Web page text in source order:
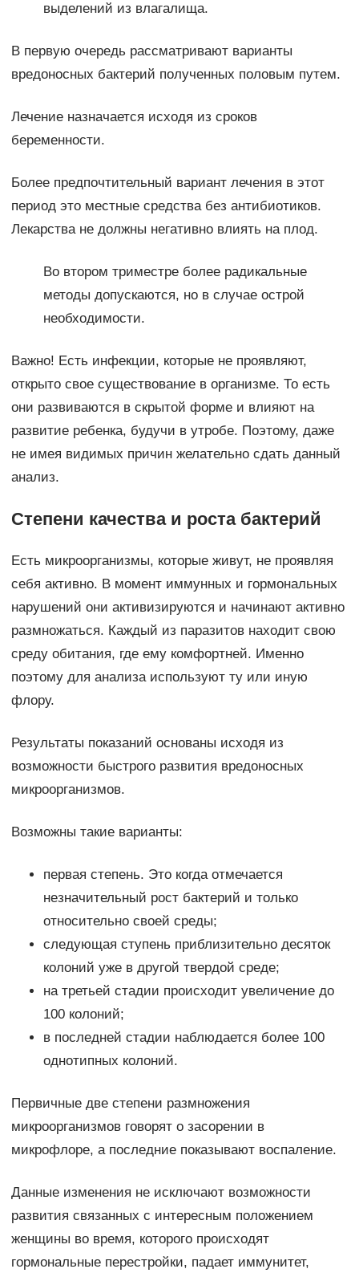
выделений из влагалища.
В первую очередь рассматривают варианты
вредоносных бактерий полученных половым путем.
Лечение назначается исходя из сроков
беременности.
Более предпочтительный вариант лечения в этот
период это местные средства без антибиотиков.
Лекарства не должны негативно влиять на плод.
Во втором триместре более радикальные
методы допускаются, но в случае острой
необходимости.
Важно! Есть инфекции, которые не проявляют,
открыто свое существование в организме. То есть
они развиваются в скрытой форме и влияют на
развитие ребенка, будучи в утробе. Поэтому, даже
не имея видимых причин желательно сдать данный
анализ.
Степени качества и роста бактерий
Есть микроорганизмы, которые живут, не проявляя
себя активно. В момент иммунных и гормональных
нарушений они активизируются и начинают активно
размножаться. Каждый из паразитов находит свою
среду обитания, где ему комфортней. Именно
поэтому для анализа используют ту или иную
флору.
Результаты показаний основаны исходя из
возможности быстрого развития вредоносных
микроорганизмов.
Возможны такие варианты:
первая степень. Это когда отмечается
незначительный рост бактерий и только
относительно своей среды;
следующая ступень приблизительно десяток
колоний уже в другой твердой среде;
на третьей стадии происходит увеличение до
100 колоний;
в последней стадии наблюдается более 100
однотипных колоний.
Первичные две степени размножения
микроорганизмов говорят о засорении в
микрофлоре, а последние показывают воспаление.
Данные изменения не исключают возможности
развития связанных с интересным положением
женщины во время, которого происходят
гормональные перестройки, падает иммунитет,